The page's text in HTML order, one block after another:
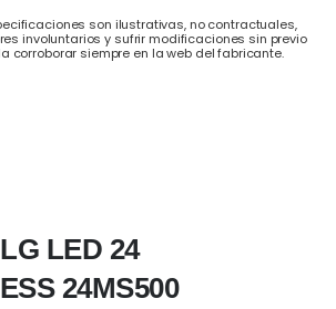
son ilustrativas, no contractuales,
involuntarios y sufrir modificaciones sin previo
corroborar siempre en la web del fabricante.
LED 24
24MS500